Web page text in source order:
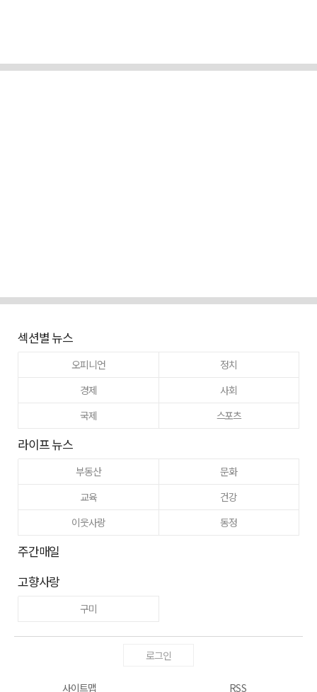
섹션별 뉴스
오피니언
정치
경제
사회
국제
스포츠
라이프 뉴스
부동산
문화
교육
건강
이웃사랑
동정
주간매일
고향사랑
구미
로그인
사이트맵 RSS